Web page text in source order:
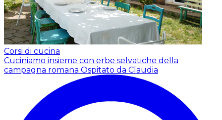
Corsi di cucina
Cuciniamo insieme con erbe selvatiche della
campagna romana Ospitato da Claudia